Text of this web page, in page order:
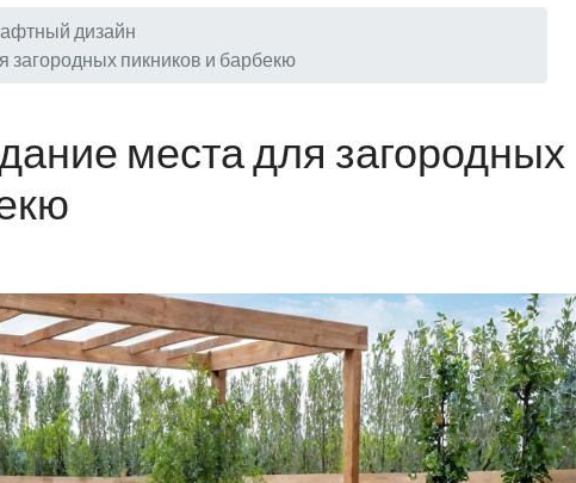
дизайн
загородных пикников и барбекю
места для загородных